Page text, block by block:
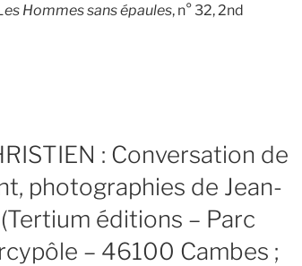
Hommes sans épaules, n° 32, 2nd
: Conversation de
photographies de Jean-
éditions – Parc
– 46100 Cambes ;